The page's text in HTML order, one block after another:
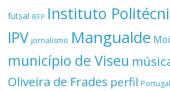
futsal IEFP Instituto
IPV jornalismo Mangualde
município de Viseu
Oliveira de Frades perfil Portugal